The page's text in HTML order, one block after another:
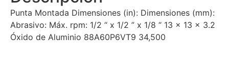
Punta Montada Dimensiones (in): Dimensiones (mm):
Abrasivo: Máx. rpm: 1/2 “ x 1/2 ” x 1/8 “ 13 x 13 x 3.2
Óxido de Aluminio 88A60P6VT9 34,500